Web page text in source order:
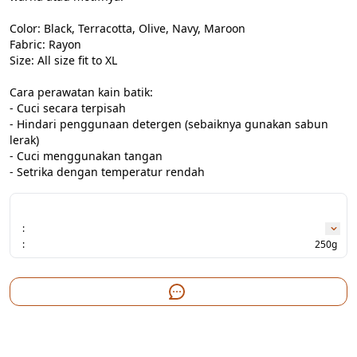
Color: Black, Terracotta, Olive, Navy, Maroon
Fabric: Rayon
Size: All size fit to XL
Cara perawatan kain batik:
- Cuci secara terpisah
- Hindari penggunaan detergen (sebaiknya gunakan sabun
lerak)
- Cuci menggunakan tangan
- Setrika dengan temperatur rendah
:
:
250g